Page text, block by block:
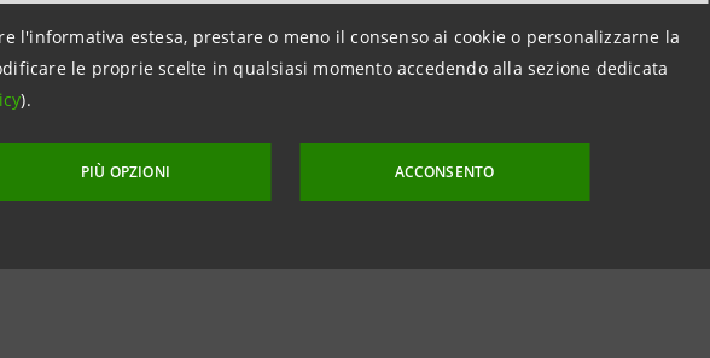
l'informativa estesa, prestare o meno il consenso ai cookie o personalizzarne la
le proprie scelte in qualsiasi momento accedendo alla sezione dedicata
).
PIÙ OPZIONI ACCONSENTO
Intesa Sanpaolo
& Investment Banking and Governance Areas